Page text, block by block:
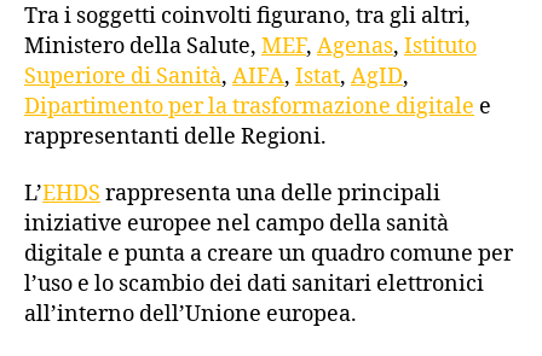
Tra i soggetti coinvolti figurano, tra gli altri,
Ministero della Salute, MEF, Agenas, Istituto
Superiore di Sanità, AIFA, Istat, AgID,
Dipartimento per la trasformazione digitale e
rappresentanti delle Regioni.
L’EHDS rappresenta una delle principali
iniziative europee nel campo della sanità
digitale e punta a creare un quadro comune per
l’uso e lo scambio dei dati sanitari elettronici
all’interno dell’Unione europea.